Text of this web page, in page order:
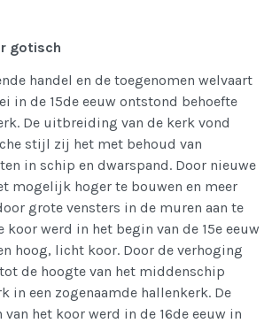
gotisch
handel en de toegenomen welvaart
in de 15de eeuw ontstond behoefte
De uitbreiding van de kerk vond
stijl zij het met behoud van
in schip en dwarspand. Door nieuwe
mogelijk hoger te bouwen en meer
grote vensters in de muren aan te
koor werd in het begin van de 15e eeuw
hoog, licht koor. Door de verhoging
de hoogte van het middenschip
in een zogenaamde hallenkerk. De
het koor werd in de 16de eeuw in